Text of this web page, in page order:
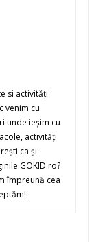
si activităţi
venim cu
unde ieşim cu
activităţi
ca şi
GOKID.ro?
împreună cea